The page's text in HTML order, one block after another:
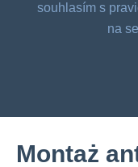
souhlasím s
na
Montaż